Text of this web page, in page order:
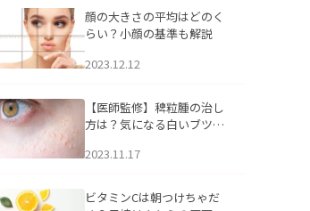
顔の大きさの平均はどのく
らい？小顔の基準も解説
2023.12.12
【医師監修】稗粒腫の治し
方は？気になる白いブツブ
アについて
2023.11.17
ビタミンCは朝つけちゃだ